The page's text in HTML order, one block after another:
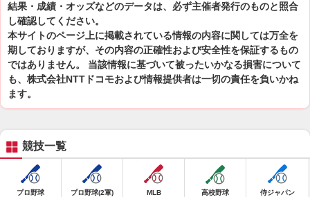
結果・成績・オッズなどのデータは、必ず主催者発行のものと照合
し確認してください。
本サイトのページ上に掲載されている情報の内容に関しては万全を
期しておりますが、その内容の正確性および安全性を保証するもの
ではありません。 当該情報に基づいて被ったいかなる損害について
も、株式会社NTTドコモおよび情報提供者は一切の責任を負いかね
ます。
競技一覧
プロ野球 プロ野球(2軍) MLB 高校野球 侍ジャパン